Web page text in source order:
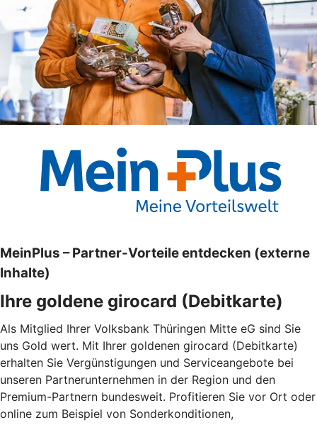
MeinPlus – Partner-Vorteile entdecken (externe
Inhalte)
Ihre goldene girocard (Debitkarte)
Als Mitglied Ihrer Volksbank Thüringen Mitte eG sind Sie
uns Gold wert. Mit Ihrer goldenen girocard (Debitkarte)
erhalten Sie Vergünstigungen und Serviceangebote bei
unseren Partnerunternehmen in der Region und den
Premium-Partnern bundesweit. Profitieren Sie vor Ort oder
online zum Beispiel von Sonderkonditionen,